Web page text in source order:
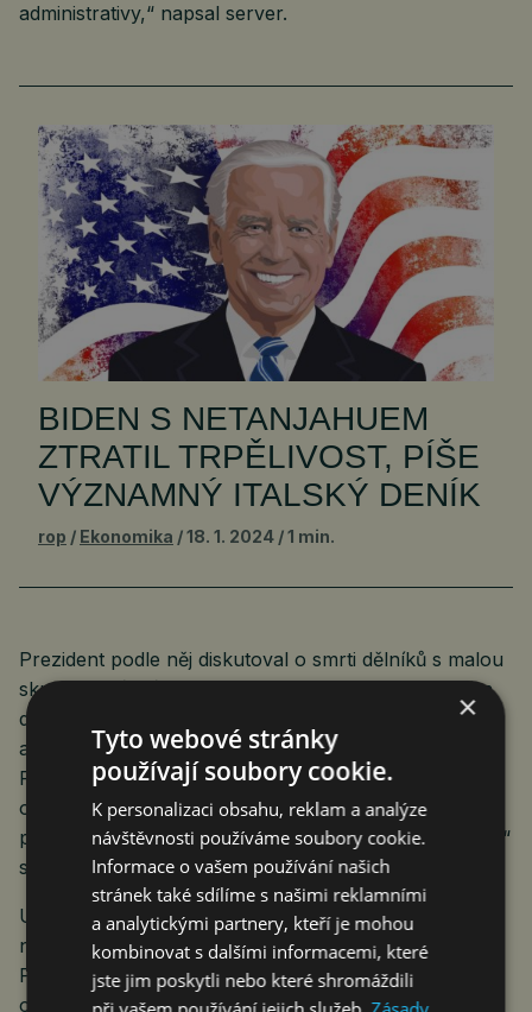
administrativy,“ napsal server.
BIDEN S NETANJAHUEM
ZTRATIL TRPĚLIVOST, PÍŠE
VÝZNAMNÝ ITALSKÝ DENÍK
rop Ekonomika 18. 1. 2024 1 min.
Prezident podle něj diskutoval o smrti dělníků s malou
skupinou vůdců muslimské komunity v úterý v Bílém
domě, přičemž jeden z účastníků, Palestinsko-
americký lékař Thaer Ahmad předčasně odešel.
Předtím předal podle CNN prezidentovi dopis osmileté
osiřelé dívky, která žije v Rafahu. „Prosím vás,
prezidente Bidene, zabraňte jim ve vstupu do Rafahu,“
stojí v překladu sdíleném se CNN.
USA už dříve vyzvaly Izrael, aby do tohoto města
nevstupoval bez vytvoření plánu na ochranu civilistů.
Podle Bidena měl civilisty a humanitární pracovníky
ochránit. Jinými slovy, smrt je jeho vinou. Z hlediska
×
Tyto webové stránky
používají soubory cookie.
K personalizaci obsahu, reklam a analýze
návštěvnosti používáme soubory cookie.
Informace o vašem používání našich
stránek také sdílíme s našimi reklamními
a analytickými partnery, kteří je mohou
kombinovat s dalšími informacemi, které
jste jim poskytli nebo které shromáždili